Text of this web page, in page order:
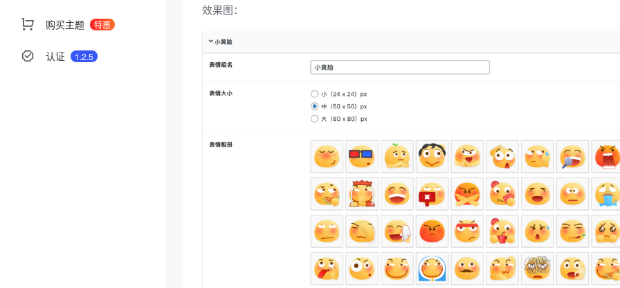
购买主题 特惠
认证 1.2.5
效果图：